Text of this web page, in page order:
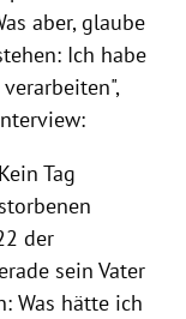
aber, glaube
Ich habe
Tag
der
sein Vater
Was hätte ich